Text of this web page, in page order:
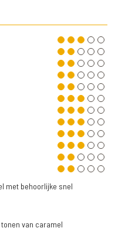
met behoorlijke snel
van caramel